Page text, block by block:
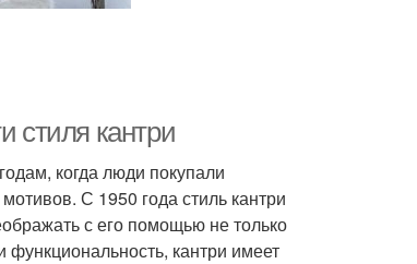
стиля кантри
когда люди покупали
С 1950 года стиль кантри
с его помощью не только
кантри имеет